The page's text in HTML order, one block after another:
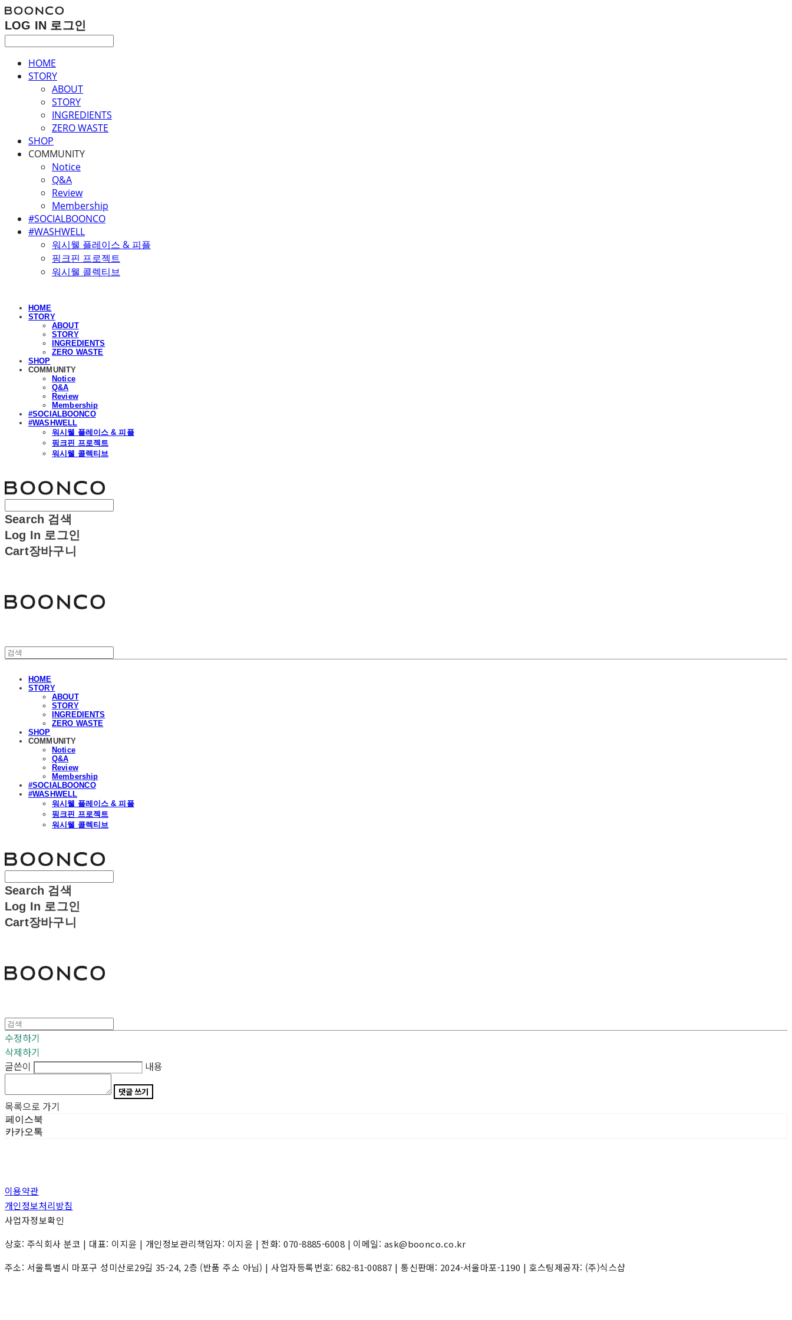
LOG IN 로그인
HOME
STORY
ABOUT
STORY
INGREDIENTS
ZERO WASTE
SHOP
COMMUNITY
Notice
Q&A
Review
Membership
#SOCIALBOONCO
#WASHWELL
워시웰 플레이스 & 피플
핑크핀 프로젝트
워시웰 콜렉티브
HOME
STORY
ABOUT
STORY
INGREDIENTS
ZERO WASTE
SHOP
COMMUNITY
Notice
Q&A
Review
Membership
#SOCIALBOONCO
#WASHWELL
워시웰 플레이스 & 피플
핑크핀 프로젝트
워시웰 콜렉티브
Search 검색
Log In 로그인
Cart장바구니
HOME
STORY
ABOUT
STORY
INGREDIENTS
ZERO WASTE
SHOP
COMMUNITY
Notice
Q&A
Review
Membership
#SOCIALBOONCO
#WASHWELL
워시웰 플레이스 & 피플
핑크핀 프로젝트
워시웰 콜렉티브
Search 검색
Log In 로그인
Cart장바구니
수정하기
삭제하기
글쓴이
내용
댓글 쓰기
목록으로 가기
페이스북
카카오톡
이용약관
개인정보처리방침
사업자정보확인
상호: 주식회사 분코 | 대표: 이지윤 | 개인정보관리책임자: 이지윤 | 전화: 070-8885-6008 | 이메일: ask@boonco.co.kr
주소: 서울특별시 마포구 성미산로29길 35-24, 2층 (반품 주소 아님) | 사업자등록번호:682-81-00887 | 통신판매: 2024-서울마포-1190 | 호스팅제공자: (주)식스샵